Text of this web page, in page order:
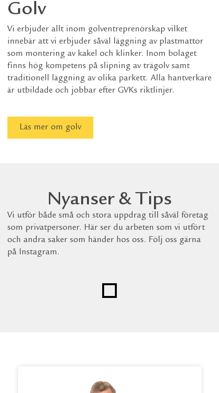
Golv
Vi erbjuder allt inom golventreprenörskap vilket
innebär att vi erbjuder såväl läggning av plastmattor
som montering av kakel och klinker. Inom bolaget
finns hög kompetens på slipning av trägolv samt
traditionell läggning av olika parkett. Alla hantverkare
är utbildade och jobbar efter GVKs riktlinjer.
Läs mer om golv
Nyanser & Tips
Vi utför både små och stora uppdrag till såväl företag
som privatpersoner. Här ser du arbeten som vi utfört
och andra saker som händer hos oss. Följ oss gärna
på Instagram.